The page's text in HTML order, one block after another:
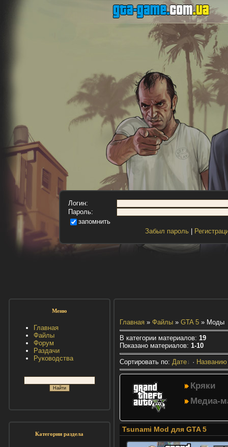
Логин:
Пароль:
запомнить
Забыл пароль|
Меню
Главная
Файлы
Форум
Раздачи
Руководства
Категории раздела
Главная» Файлы» GTA 5» Моды
В категории материалов: 19
Показано материалов: 1-10
Сортировать по: Дате · Названию
Кряки
Медиа-
Tsunami Mod для GTA 5